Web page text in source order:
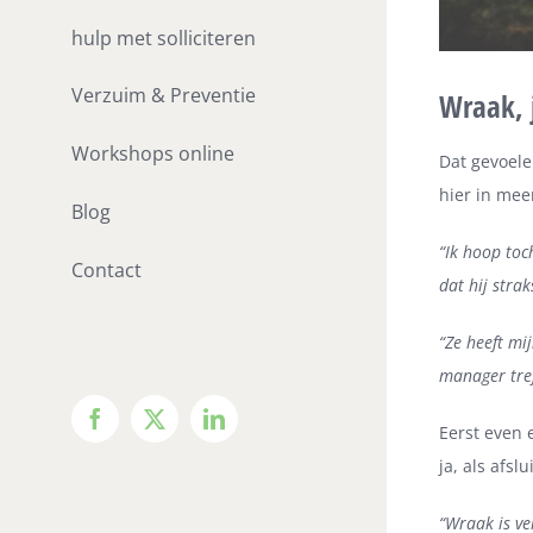
hulp met solliciteren
Verzuim & Preventie
Workshops online
Blog
Contact
Facebook
X LinkedIn
Dat
hier in
“Ik hoop
dat hij
“Ze heeft
manager
Eerst even
ja, als
“Wraak is